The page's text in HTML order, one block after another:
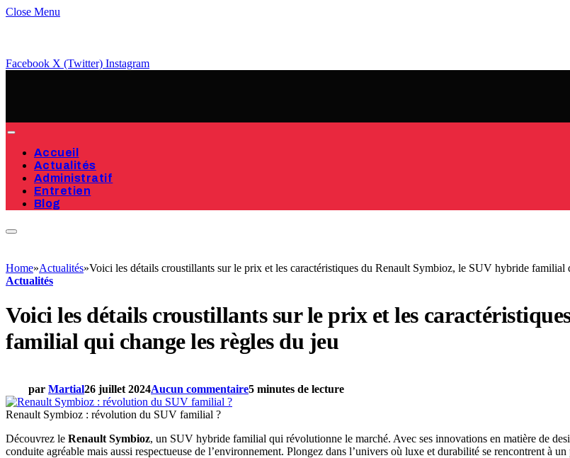
Close Menu
Facebook X (Twitter) Instagram
Accueil
Actualités
Administratif
Entretien
Blog
Home»Actualités»Voici les détails croustillants sur le prix et les caractéristiques du Renault Symbioz, le SUV hybride familial
Actualités
Voici les détails croustillants sur le prix et les
familial qui change les règles du jeu
par Martial26 juillet 2024Aucun commentaire5 minutes de lecture
Renault Symbioz : révolution du SUV familial ?
Découvrez le Renault Symbioz, un SUV hybride familial qui révolutionne le marché. Avec ses innovations en matière de
conduite agréable mais aussi respectueuse de l’environnement. Plongez dans l’univers où luxe et durabilité se rencontrent à